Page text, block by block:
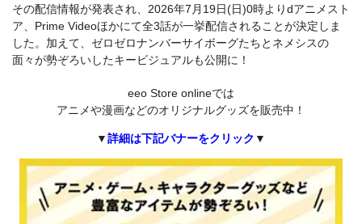
その配信情報が発表され、2026年7月19日(日)0時よりdアニメスト
ア、Prime Videoほかにて全3話が一挙配信されることが決定しま
した。加えて、ゼロゼロナンバーサイボーグたちとネメシスの
面々が勢ぞろいしたキービジュアルも公開に！
eeo Store onlineでは
アニメや漫画などのオリジナルグッズを販売中！
▼詳細は下記バナーをクリック ▼